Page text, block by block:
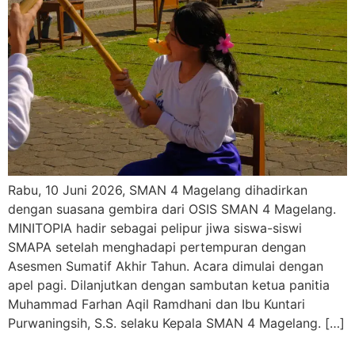
Rabu, 10 Juni 2026, SMAN 4 Magelang dihadirkan
dengan suasana gembira dari OSIS SMAN 4 Magelang.
MINITOPIA hadir sebagai pelipur jiwa siswa-siswi
SMAPA setelah menghadapi pertempuran dengan
Asesmen Sumatif Akhir Tahun. Acara dimulai dengan
apel pagi. Dilanjutkan dengan sambutan ketua panitia
Muhammad Farhan Aqil Ramdhani dan Ibu Kuntari
Purwaningsih, S.S. selaku Kepala SMAN 4 Magelang. […]